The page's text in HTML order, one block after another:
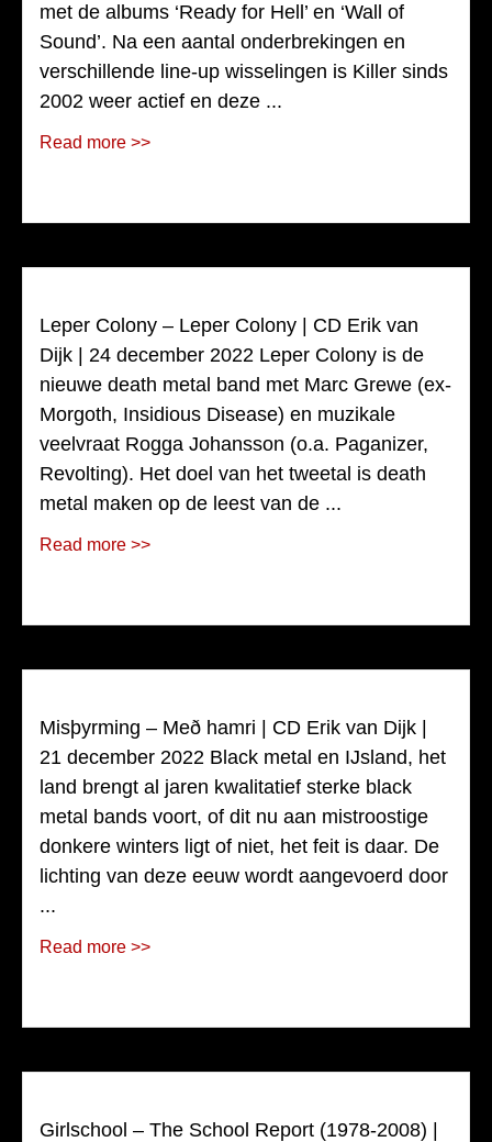
met de albums ‘Ready for Hell’ en ‘Wall of
Sound’. Na een aantal onderbrekingen en
verschillende line-up wisselingen is Killer sinds
2002 weer actief en deze ...
Read more >>
Leper Colony – Leper Colony | CD Erik van
Dijk | 24 december 2022 Leper Colony is de
nieuwe death metal band met Marc Grewe (ex-
Morgoth, Insidious Disease) en muzikale
veelvraat Rogga Johansson (o.a. Paganizer,
Revolting). Het doel van het tweetal is death
metal maken op de leest van de ...
Read more >>
Misþyrming – Með hamri | CD Erik van Dijk |
21 december 2022 Black metal en IJsland, het
land brengt al jaren kwalitatief sterke black
metal bands voort, of dit nu aan mistroostige
donkere winters ligt of niet, het feit is daar. De
lichting van deze eeuw wordt aangevoerd door
...
Read more >>
Girlschool – The School Report (1978-2008) |